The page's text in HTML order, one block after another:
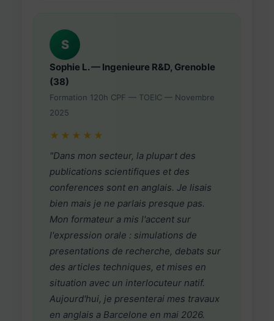
S
Sophie L. — Ingenieure R&D, Grenoble
(38)
Formation 120h CPF — TOEIC — Novembre
2025
★★★★★
"Dans mon secteur, la plupart des
publications scientifiques et des
conferences sont en anglais. Je lisais
bien mais je ne parlais presque pas.
Mon formateur a mis l'accent sur
l'expression orale : simulations de
presentations de recherche, debats sur
des articles techniques, et mises en
situation avec un interlocuteur natif.
Aujourd'hui, je presenterai mes travaux
en anglais a Barcelone en mai 2026.